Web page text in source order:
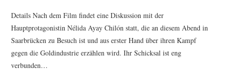
Details Nach dem Film findet eine Diskussion mit der
Hauptprotagonistin Nélida Ayay Chilón statt, die an diesem Abend in
Saarbrücken zu Besuch ist und aus erster Hand über ihren Kampf
gegen die Goldindustrie erzählen wird. Ihr Schicksal ist eng
verbunden…